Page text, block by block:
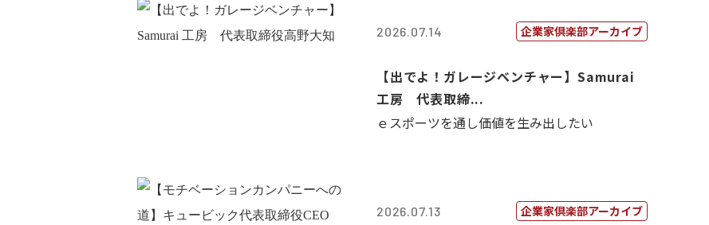
2026.07.14 企業家倶楽部アーカイブ
【出でよ！ガレージベンチャー】Samurai
工房 代表取締...
ｅスポーツを通し価値を生み出したい
2026.07.13 企業家倶楽部アーカイブ